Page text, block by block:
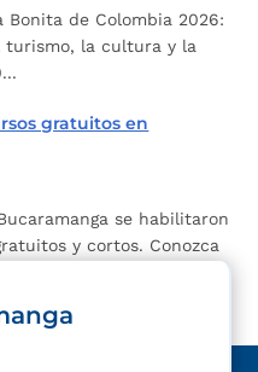
Bonita de Colombia 2026:
turismo, la cultura y la
gratuitos en
se habilitaron
y cortos. Conozca